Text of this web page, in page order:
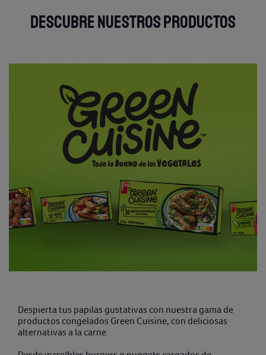
DESCUBRE NUESTROS PRODUCTOS
Despierta tus papilas gustativas con nuestra gama de
productos congelados Green Cuisine, con deliciosas
alternativas a la carne.